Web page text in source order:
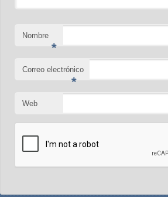
Nombre
*
Correo electrónico
*
Web